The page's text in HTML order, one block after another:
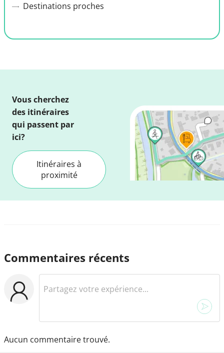
Destinations proches
Vous cherchez
des itinéraires
qui passent par
ici?
Itinéraires à
proximité
Commentaires récents
Aucun commentaire trouvé.